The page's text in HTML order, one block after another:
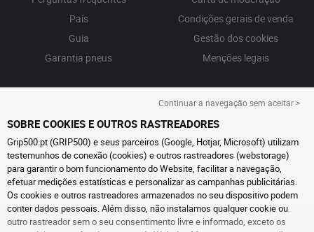
País
Guia
Garantia pneus
Condições gerais de venda
Gestão dos cookies
Menções legais
Continuar a navegação sem aceitar >
SOBRE COOKIES E OUTROS RASTREADORES
Grip500.pt (GRIP500) e seus parceiros (Google, Hotjar, Microsoft) utilizam
testemunhos de conexão (cookies) e outros rastreadores (webstorage)
para garantir o bom funcionamento do Website, facilitar a navegação,
efetuar medições estatísticas e personalizar as campanhas publicitárias.
Os cookies e outros rastreadores armazenados no seu dispositivo podem
conter dados pessoais. Além disso, não instalamos qualquer cookie ou
outro rastreador sem o seu consentimento livre e informado, exceto os